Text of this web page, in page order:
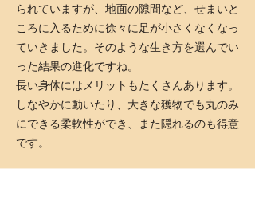
られていますが、地面の隙間など、せまいと
ころに入るために徐々に足が小さくなくなっ
ていきました。そのような生き方を選んでい
った結果の進化ですね。
長い身体にはメリットもたくさんあります。
しなやかに動いたり、大きな獲物でも丸のみ
にできる柔軟性ができ、また隠れるのも得意
です。